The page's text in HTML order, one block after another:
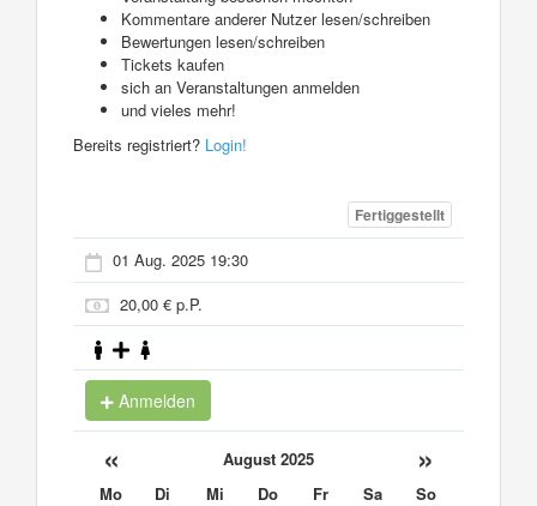
Kommentare anderer Nutzer lesen/schreiben
Bewertungen lesen/schreiben
Tickets kaufen
sich an Veranstaltungen anmelden
und vieles mehr!
Bereits registriert? Login!
Fertiggestellt
01 Aug. 2025 19:30
20,00 € p.P.
Anmelden
« August 2025 »
Mo Di Mi Do Fr Sa
So